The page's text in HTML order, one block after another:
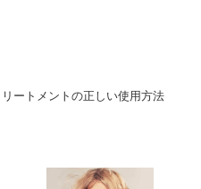
リートメントの正しい使用方法